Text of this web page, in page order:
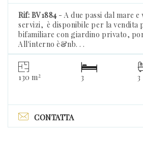
Rif: BV1884 - A due passi dal mare
servizi, è disponibile per la vendita
bifamiliare con giardino privato,
All'interno è&nb. . .
130 m2 3 3
CONTATTA